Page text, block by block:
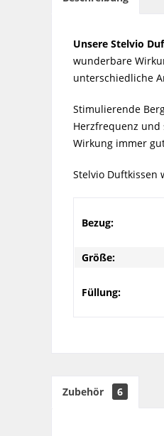
Unsere Stelvio
wunderbare
unterschiedliche
Stimulierende
Herzfrequenz
Wirkung immer
Stelvio Duftkissen
Bezug:
Größe:
Füllung:
Zubehör 6